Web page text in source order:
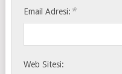
Email Adresi: *
Web Sitesi: